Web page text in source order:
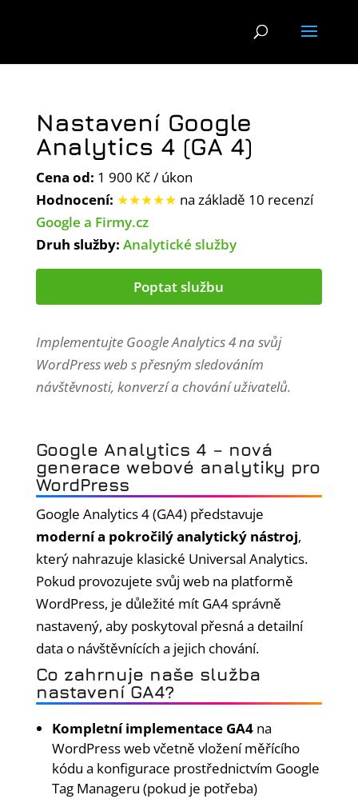
Nastavení Google
Analytics 4 (GA 4)
Cena od: 1 900 Kč / úkon
Hodnocení: ★★★★★ na základě 10 recenzí
Google a Firmy.cz
Druh služby: Analytické služby
Poptat službu
Implementujte Google Analytics 4 na svůj
WordPress web s přesným sledováním
návštěvnosti, konverzí a chování uživatelů.
Google Analytics 4 – nová
generace webové analytiky pro
WordPress
Google Analytics 4 (GA4) představuje
moderní a pokročilý analytický nástroj,
který nahrazuje klasické Universal Analytics.
Pokud provozujete svůj web na platformě
WordPress, je důležité mít GA4 správně
nastavený, aby poskytoval přesná a detailní
data o návštěvnících a jejich chování.
Co zahrnuje naše služba
nastavení GA4?
Kompletní implementace GA4na
WordPress web včetně vložení měřícího
kódu a konfigurace prostřednictvím Google
Tag Manageru (pokud je potřeba)